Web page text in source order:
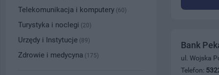
Bank
ul. Wojska
Telefon:
Telekomunikacja i komputery (60)
Turystyka i noclegi (20)
Urzędy i Instytucje (89)
Zdrowie i medycyna (175)